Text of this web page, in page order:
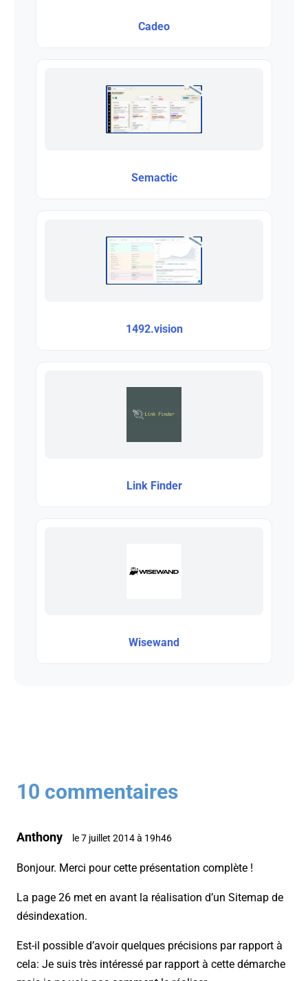
Cadeo
Semactic
1492.vision
Link Finder
Wisewand
10 commentaires
Anthony le 7 juillet 2014 à 19h46
Bonjour. Merci pour cette présentation complète !
La page 26 met en avant la réalisation d’un Sitemap de
désindexation.
Est-il possible d’avoir quelques précisions par rapport à
cela: Je suis très intéressé par rapport à cette démarche